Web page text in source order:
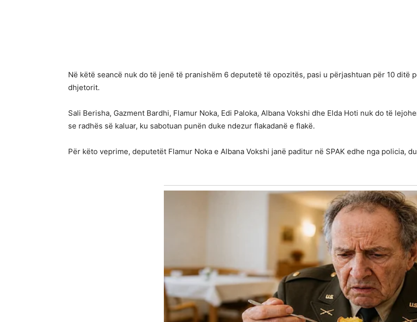
Në këtë seancë nuk do të jenë të pranishëm 6 deputetë të opozitës, pasi u përjashtuan për 10 ditë
dhjetorit.
Sali Berisha, Gazment Bardhi, Flamur Noka, Edi Paloka, Albana Vokshi dhe Elda Hoti nuk do të
se radhës së kaluar, ku sabotuan punën duke ndezur flakadanë e flakë.
Për këto veprime, deputetët Flamur Noka e Albana Vokshi janë paditur në SPAK edhe nga policia,